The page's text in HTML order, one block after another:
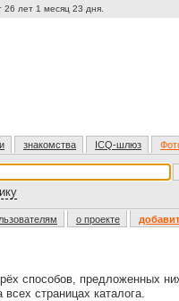
26 лет 1 месяц 23 дня.
знакомства ICQ-шлюз
о проекте
способов, предложенных
страницах каталога.